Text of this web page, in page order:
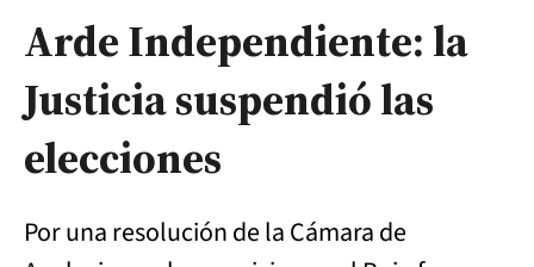
Arde Independiente: la
Justicia suspendió las
elecciones
Por una resolución de la Cámara de